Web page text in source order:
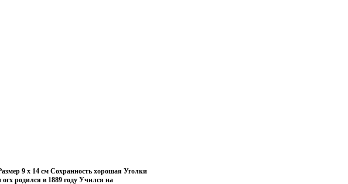
9 х 14 см Сохранность хорошая Уголки
родился в 1889 году Учился на